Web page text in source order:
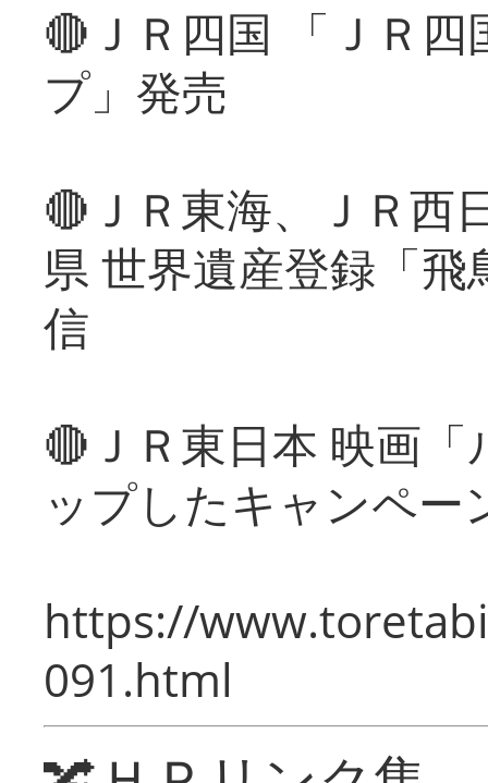
🔴ＪＲ四国 「ＪＲ
プ」発売
🔴ＪＲ東海、ＪＲ西
県 世界遺産登録「
信
🔴ＪＲ東日本 映画
ップしたキャンペー
https://
091.html